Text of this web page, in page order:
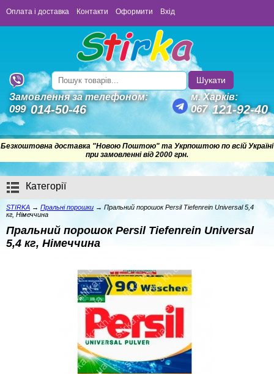
Оплата і доставка Контакти Оформити Вхід
Замовлення за телефоном:
099 014-50-46
м. Харків:
067 121-92-40
Немає замовлень
Безкоштовна доставка "Новою Поштою" та Укрпоштою по всій Україні
при замовленні від 2000 грн.
Шукати
Категорії
STIRKA → Пральнi порошки → Пральний порошок Persil Tiefenrein Universal 5,4
кг, Німеччина
Пральний порошок Persil Tiefenrein Universal
5,4 кг, Німеччина